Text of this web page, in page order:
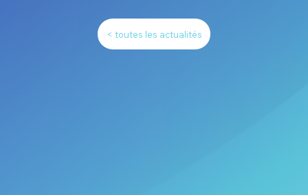
< toutes les actualités